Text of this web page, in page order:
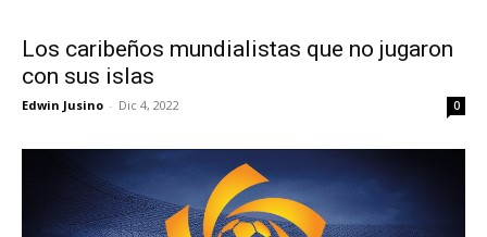
Los caribeños mundialistas que no jugaron
con sus islas
Edwin Jusino - Dic 4, 2022 0